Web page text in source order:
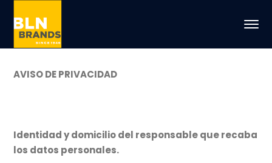
AVISO DE PRIVACIDAD
Identidad y domicilio del responsable que recaba
los datos personales.